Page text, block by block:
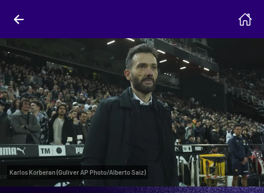
Karlos Korberan (Guliver AP Photo/Alberto Saiz)